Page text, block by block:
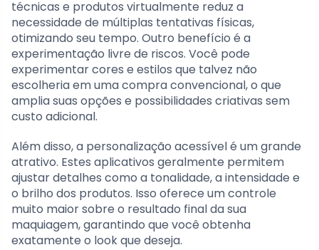
técnicas e produtos virtualmente reduz a
necessidade de múltiplas tentativas físicas,
otimizando seu tempo. Outro benefício é a
experimentação livre de riscos. Você pode
experimentar cores e estilos que talvez não
escolheria em uma compra convencional, o que
amplia suas opções e possibilidades criativas sem
custo adicional.
Além disso, a personalização acessível é um grande
atrativo. Estes aplicativos geralmente permitem
ajustar detalhes como a tonalidade, a intensidade e
o brilho dos produtos. Isso oferece um controle
muito maior sobre o resultado final da sua
maquiagem, garantindo que você obtenha
exatamente o look que deseja.